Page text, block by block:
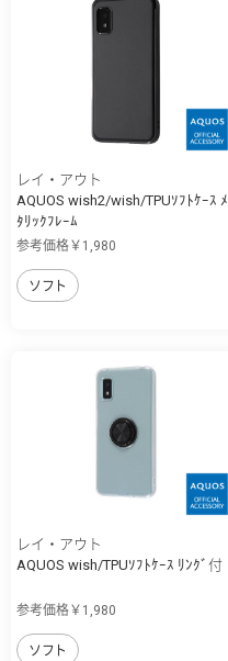
レイ・アウト
AQUOS wish2/wish/TPUｿﾌﾄｹｰｽ ﾒ
ﾀﾘｯｸﾌﾚｰﾑ
参考価格￥1,980
ソフト
レイ・アウト
AQUOS wish/TPUｿﾌﾄｹｰｽ ﾘﾝｸﾞ付
参考価格￥1,980
ソフト